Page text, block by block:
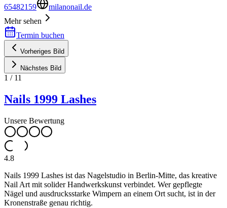
65482159
milanonail.de
Mehr sehen
Termin buchen
Vorheriges Bild
Nächstes Bild
1 / 11
Nails 1999 Lashes
Unsere Bewertung
4.8
Nails 1999 Lashes ist das Nagelstudio in Berlin-Mitte, das kreative
Nail Art mit solider Handwerkskunst verbindet. Wer gepflegte
Nägel und ausdrucksstarke Wimpern an einem Ort sucht, ist in der
Kronenstraße genau richtig.